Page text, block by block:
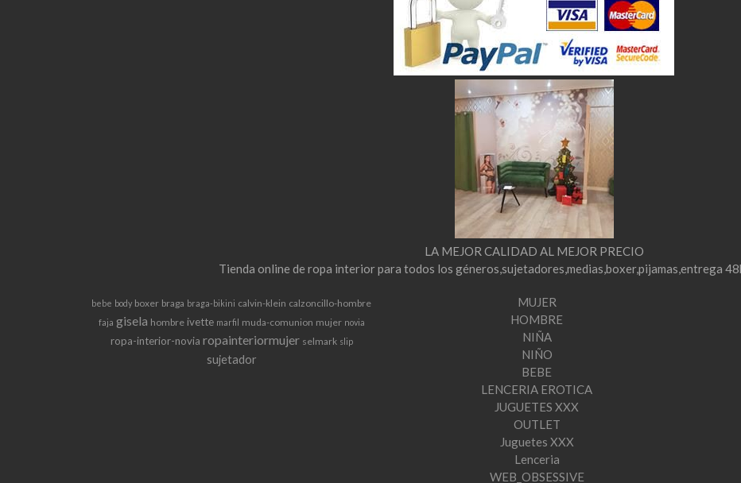
LA MEJOR CALIDAD AL MEJOR PRECIO
Tienda online de ropa interior para todos los géneros,sujetadores,medias,boxer,pijamas,entrega
bebe body boxer braga braga-bikini calvin-klein calzoncillo-hombre
faja gisela hombre ivette marfil muda-comunion mujer novia
ropa-interior-novia ropainteriormujer selmark slip
sujetador
MUJER
HOMBRE
NIÑA
NIÑO
BEBE
LENCERIA EROTICA
JUGUETES XXX
OUTLET
Juguetes XXX
Lenceria
WEB_OBSESSIVE